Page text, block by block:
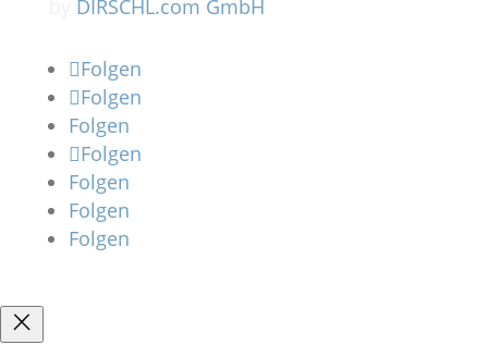
DIRSCHL.com GmbH
Folgen
Folgen
Folgen
Folgen
Folgen
Folgen
Folgen